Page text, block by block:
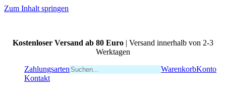
Zum Inhalt springen
Kostenloser Versand ab 80 Euro | Versand innerhalb von 2-3
Werktagen
Zahlungsarten
WarenkorbKonto
Kontakt